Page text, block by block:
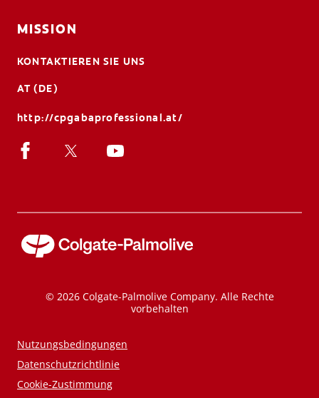
MISSION
KONTAKTIEREN SIE UNS
AT (DE)
http://cpgabaprofessional.at/
© 2026 Colgate-Palmolive Company. Alle Rechte
vorbehalten
Nutzungsbedingungen
Datenschutzrichtlinie
Cookie-Zustimmung